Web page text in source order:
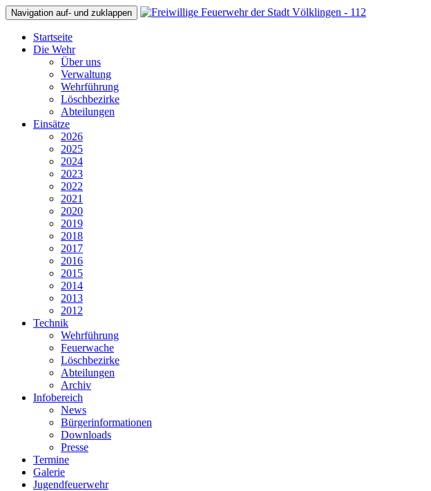
Navigation auf- und zuklappen
Startseite
Die Wehr
Über uns
Verwaltung
Wehrführung
Löschbezirke
Abteilungen
Einsätze
2026
2025
2024
2023
2022
2021
2020
2019
2018
2017
2016
2015
2014
2013
2012
Technik
Wehrführung
Feuerwache
Löschbezirke
Abteilungen
Archiv
Infobereich
News
Bürgerinformationen
Downloads
Presse
Termine
Galerie
Jugendfeuerwehr